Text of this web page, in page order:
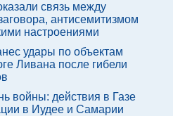
связь между
антисемитизмом
настроениями
удары по объектам
Ливана после гибели
войны: действия в Газе
в Иудее и Самарии